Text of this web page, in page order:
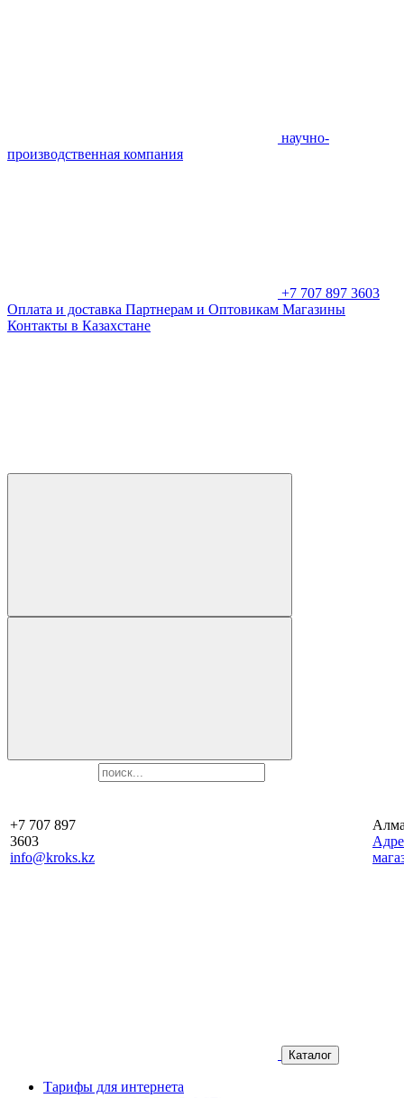
научно-
производственная компания
+7 707 897 3603
Оплата и доставка Партнерам и Оптовикам Магазины
Контакты в Казахстане
+7 707 897
3603
info@kroks.kz
Каталог
Тарифы для интернета